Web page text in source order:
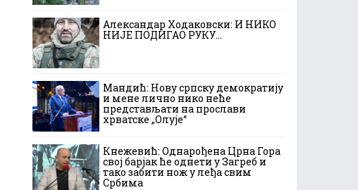
Александар Ходаковски: И НИКО
НИЈЕ ПОДИГАО РУКУ…
Мандић: Нову српску демократију
и мене лично нико неће
представљати на прослави
хрватске „Олује“
Кнежевић: Однарођена Црна Гора
свој барјак ће однети у Загреб и
тако забити нож у леђа свим
Србима